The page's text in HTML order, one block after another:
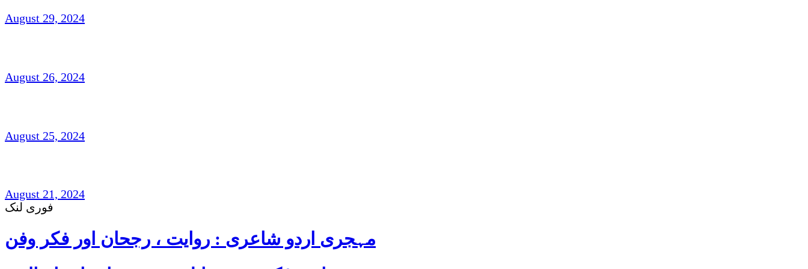
August 29, 2024
August 26, 2024
August 25, 2024
August 21, 2024
فوری لنک
مہجری اردو شاعری : روایت ، رجحان اور فکر وفن